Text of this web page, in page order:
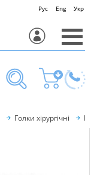
Рус Eng Укр
Голки хірургічні